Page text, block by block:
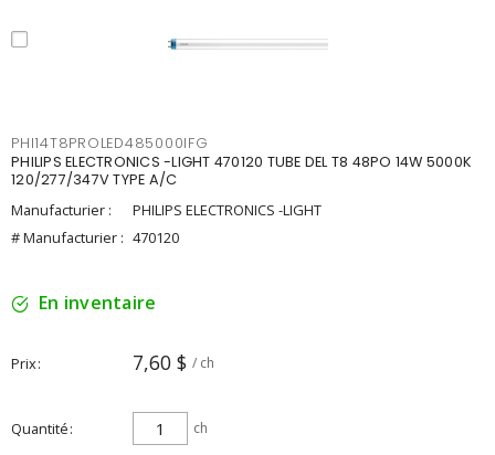
PHI14T8PROLED485000IFG
PHILIPS ELECTRONICS -LIGHT 470120 TUBE DEL T8 48PO 14W 5000K
120/277/347V TYPE A/C
Manufacturier :
PHILIPS ELECTRONICS -LIGHT
# Manufacturier : 470120
En inventaire
Prix 7,60 $ / ch
Quantité ch